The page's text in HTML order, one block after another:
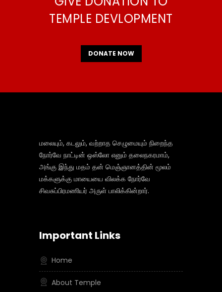
TEMPLE DEVLOPMENT
DONATE NOW
மலையும், கடலும், வற்றாத செழுமையும் நிறைந்த
நோர்வே நாட்டின் ஒஸ்லோ எனும் தலைநகரமாம்,
அங்கு இந்து மதம் தன் மெஞ்ஞானத்தின் மூலம்
மக்களுக்கு மாயையை விலக்க நோர்வே
சிவசுப்பிரமணியர் அருள் பாலிக்கின்றார்.
Important Links
Home
About Temple